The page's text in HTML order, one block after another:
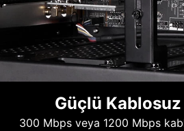
Güçlü Kablosuz
300 Mbps veya 1200 Mbps